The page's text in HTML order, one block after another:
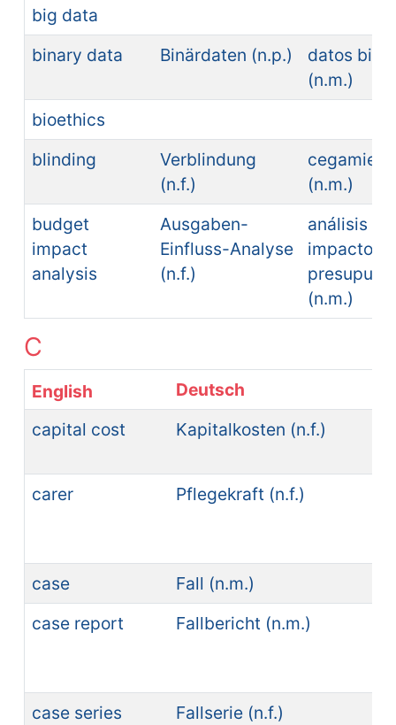
big data
binary data
Binärdaten (n.p.)
datos
(n.m.)
bioethics
blinding
Verblindung
(n.f.)
(n.m.)
budget
impact
analysis
Ausgaben-
Einfluss-Analyse
(n.f.)
análisis de
impacto
(n.m.)
C
Deutsch
capital cost
Kapitalkosten (n.f.)
carer Pflegekraft (n.f.)
case
Fall (n.m.)
case report
Fallbericht (n.m.)
case series Fallserie (n.f.)